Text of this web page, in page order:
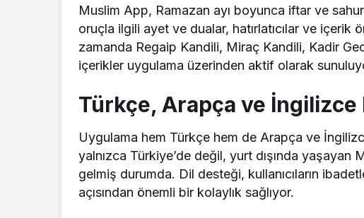
Muslim App, Ramazan ayı boyunca iftar ve
oruçla ilgili ayet ve dualar, hatırlatıcılar ve içerik
zamanda Regaip Kandili, Miraç Kandili, Kadir
içerikler uygulama üzerinden aktif olarak
Türkçe, Arapça ve İngilizce
Uygulama hem Türkçe hem de Arapça ve
yalnızca Türkiye’de değil, yurt dışında
gelmiş durumda. Dil desteği, kullanıcıların
açısından önemli bir kolaylık sağlıyor.